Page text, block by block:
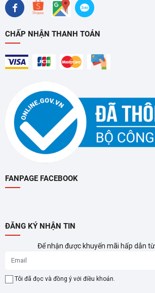
CÁC CÔNG NGHỆ VÀ TÍNH
LẠNH PANASONIC
Panasonic luôn dẫn đầu trong
đến cho người dùng trải
nghiệm làm mát vượt trội,
không khí trong lành và tiết
kiệm điện năng.
nổi bật trên máy lạnh của
những thương hiệu hàng đầu.
Mỗi công nghệ máy lạnh đều
có ưu điểm riêng, giúp bạn dễ
CHẤP NHẬN THANH TOÁN
FANPAGE FACEBOOK
ĐĂNG KÝ NHẬN TIN
Để nhận được khuyến mãi hấp dẫn
Tôi đã đọc và đồng ý với điều khoản.